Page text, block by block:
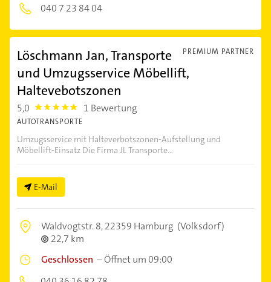
040 7 23 84 04
PREMIUM PARTNER
Löschmann Jan, Transporte
und Umzugsservice Möbellift,
Haltevebotszonen
5,0 5.0 1 Bewertung
AUTOTRANSPORTE
Umzugsservice mit Halteverbotszonen-Aufstellung und
Möbellift-Einsatz Die Firma JL Transporte...
E-Mail
Waldvogtstr. 8,22359 Hamburg (Volksdorf)
22,7 km
Geschlossen –Öffnet um 09:00